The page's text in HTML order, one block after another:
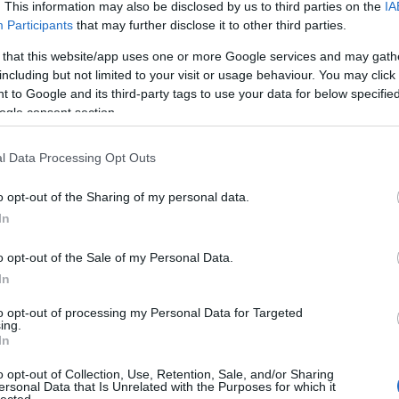
This information may also be disclosed by us to third parties on the
Participants that may further disclose it to other third parties.
that this website/app uses one or more Google services and may
but not limited to your visit or usage behaviour. You may
to Google and its third-party tags to use your data for below
consent section.
Data Processing Opt Outs
opt-out of the Sharing of my personal data.
opt-out of the Sale of my Personal Data.
opt-out of processing my Personal Data for Targeted
opt-out of Collection, Use, Retention, Sale, and/or Sharing
Data that Is Unrelated with the Purposes for which it
Álközmunkásokat
mutatott a német
tévéseknek
A korszak
tárgya: A
kútmérgezés
2012.12.11. 14:44:07
hogy növelje a felsőoktatásba a
növelje a felsőoktatási képzést el is végzők